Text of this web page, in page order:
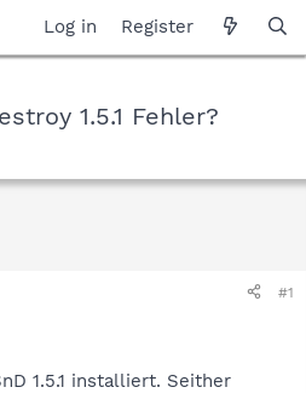
Log in Register
1.5.1 Fehler?
#1
1.5.1 installiert. Seither